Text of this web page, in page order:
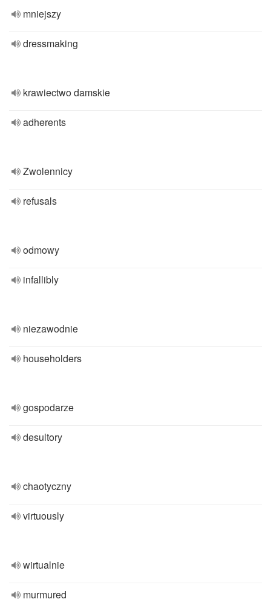
mniejszy
dressmaking
krawiectwo damskie
adherents
Zwolennicy
refusals
odmowy
infallibly
niezawodnie
householders
gospodarze
desultory
chaotyczny
virtuously
wirtualnie
murmured